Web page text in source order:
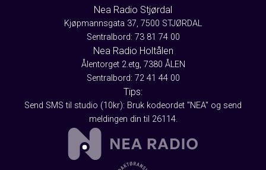
Nea Radio Stjørdal
Kjøpmannsgata 37, 7500 STJØRDAL
Sentralbord: 73 81 74 00
Nea Radio Holtålen
Ålentorget 2.etg, 7380 ÅLEN
Sentralbord: 72 41 44 00
Tips:
Send SMS til studio (10kr): Bruk kodeordet "NEA" og send
meldingen din til 26114.